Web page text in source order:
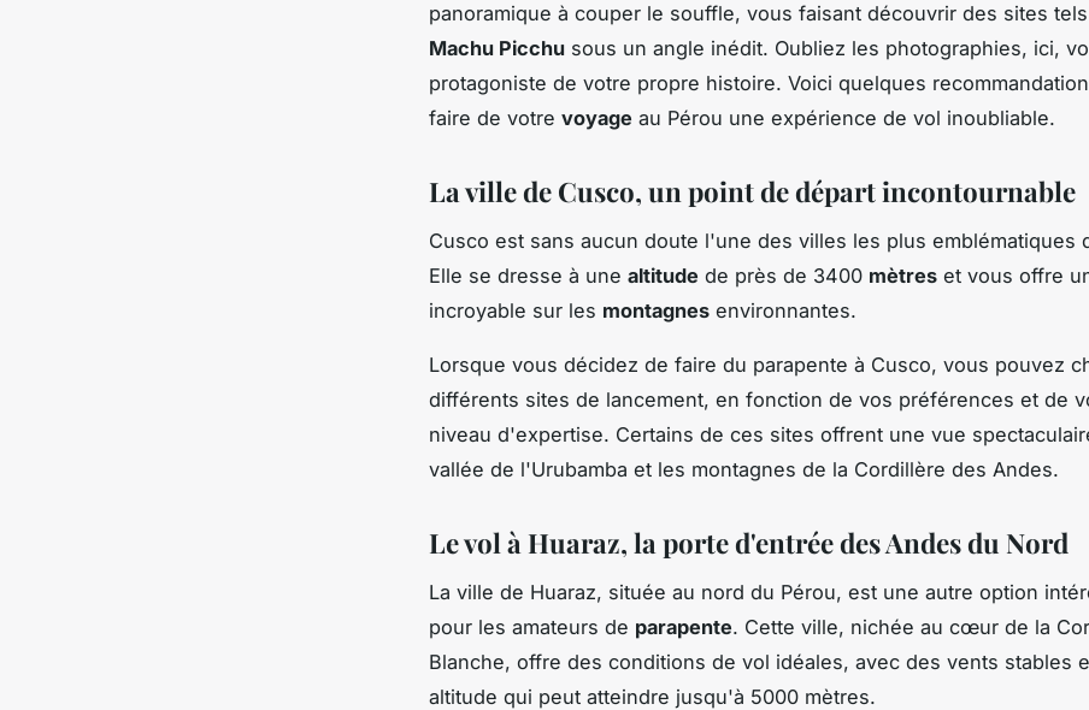
panoramique à couper le souffle, vous faisant découvrir des sites
Machu Picchu sous un angle inédit. Oubliez les photographies, ici,
protagoniste de votre propre histoire. Voici quelques
faire de votre voyage au Pérou une expérience de vol inoubliable.
La ville de Cusco, un point de départ incontournable
Cusco est sans aucun doute l'une des villes les plus emblématiques
Elle se dresse à une altitude de près de 3400 mètres et vous offre
incroyable sur les montagnes environnantes.
Lorsque vous décidez de faire du parapente à Cusco, vous pouvez
différents sites de lancement, en fonction de vos préférences et de
niveau d'expertise. Certains de ces sites offrent une vue
vallée de l'Urubamba et les montagnes de la Cordillère des Andes.
Le vol à Huaraz, la porte d'entrée des Andes du Nord
La ville de Huaraz, située au nord du Pérou, est une autre option
pour les amateurs de parapente. Cette ville, nichée au cœur de la
Blanche, offre des conditions de vol idéales, avec des vents stables
altitude qui peut atteindre jusqu'à 5000 mètres.